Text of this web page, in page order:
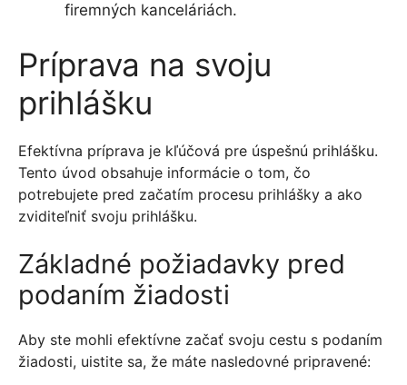
firemných kanceláriách.
Príprava na svoju
prihlášku
Efektívna príprava je kľúčová pre úspešnú prihlášku.
Tento úvod obsahuje informácie o tom, čo
potrebujete pred začatím procesu prihlášky a ako
zviditeľniť svoju prihlášku.
Základné požiadavky pred
podaním žiadosti
Aby ste mohli efektívne začať svoju cestu s podaním
žiadosti, uistite sa, že máte nasledovné pripravené: